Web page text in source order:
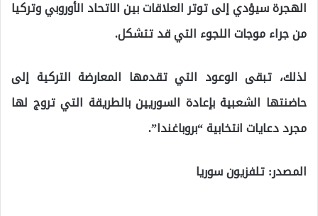
الهجرة سيؤدي إلى توتر العلاقات بين الاتحاد الأوروبي وتركيا
من جراء موجات اللجوء التي قد تتشكل.
لذلك، تبقى الوعود التي تقدمها المعارضة التركية إلى
حاضنتها الشعبية بإعادة السوريين بالطريقة التي تروج لها
مجرد دعايات انتخابية “بروباغندا”.
المصدر: تلفزيون سوريا